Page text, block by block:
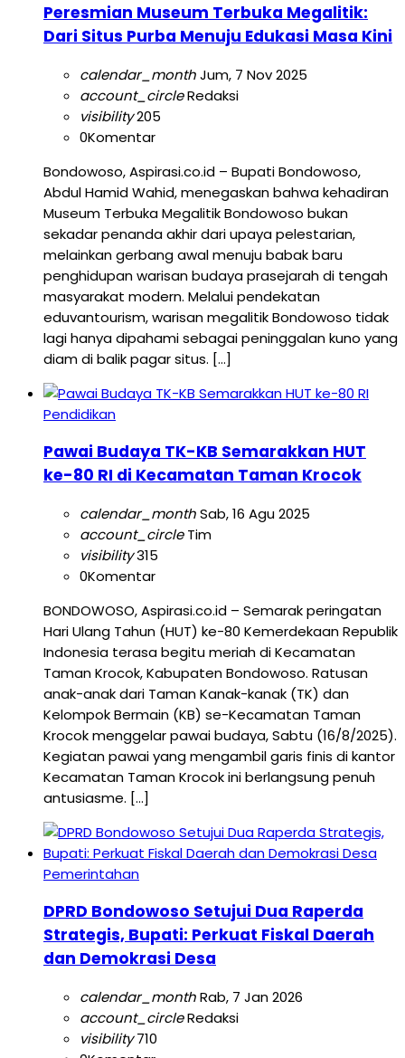
Peresmian Museum Terbuka Megalitik:
Dari Situs Purba Menuju Edukasi Masa Kini
calendar_monthJum, 7 Nov 2025
account_circleRedaksi
visibility205
0Komentar
Bondowoso, Aspirasi.co.id – Bupati Bondowoso,
Abdul Hamid Wahid, menegaskan bahwa kehadiran
Museum Terbuka Megalitik Bondowoso bukan
sekadar penanda akhir dari upaya pelestarian,
melainkan gerbang awal menuju babak baru
penghidupan warisan budaya prasejarah di tengah
masyarakat modern. Melalui pendekatan
eduvantourism, warisan megalitik Bondowoso tidak
lagi hanya dipahami sebagai peninggalan kuno yang
diam di balik pagar situs. […]
Pendidikan
Pawai Budaya TK-KB Semarakkan HUT
ke-80 RI di Kecamatan Taman Krocok
calendar_monthSab, 16 Agu 2025
account_circleTim
visibility315
0Komentar
BONDOWOSO, Aspirasi.co.id – Semarak peringatan
Hari Ulang Tahun (HUT) ke-80 Kemerdekaan Republik
Indonesia terasa begitu meriah di Kecamatan
Taman Krocok, Kabupaten Bondowoso. Ratusan
anak-anak dari Taman Kanak-kanak (TK) dan
Kelompok Bermain (KB) se-Kecamatan Taman
Krocok menggelar pawai budaya, Sabtu (16/8/2025).
Kegiatan pawai yang mengambil garis finis di kantor
Kecamatan Taman Krocok ini berlangsung penuh
antusiasme. […]
Pemerintahan
DPRD Bondowoso Setujui Dua Raperda
Strategis, Bupati: Perkuat Fiskal Daerah
dan Demokrasi Desa
calendar_monthRab, 7 Jan 2026
account_circleRedaksi
visibility710